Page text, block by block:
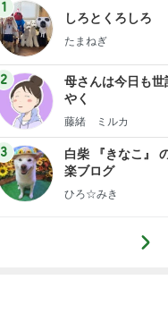
1
しろとくろしろ
たまねぎ
2
母さんは今日も世
やく
藤緒 ミルカ
3
白柴 『きなこ』
楽ブログ
ひろ☆みき